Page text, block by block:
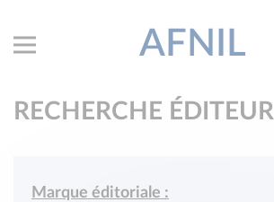
AFNIL
RECHERCHE ÉDITEUR
Marque éditoriale :